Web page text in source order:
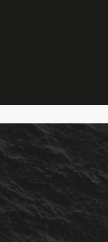
Joel